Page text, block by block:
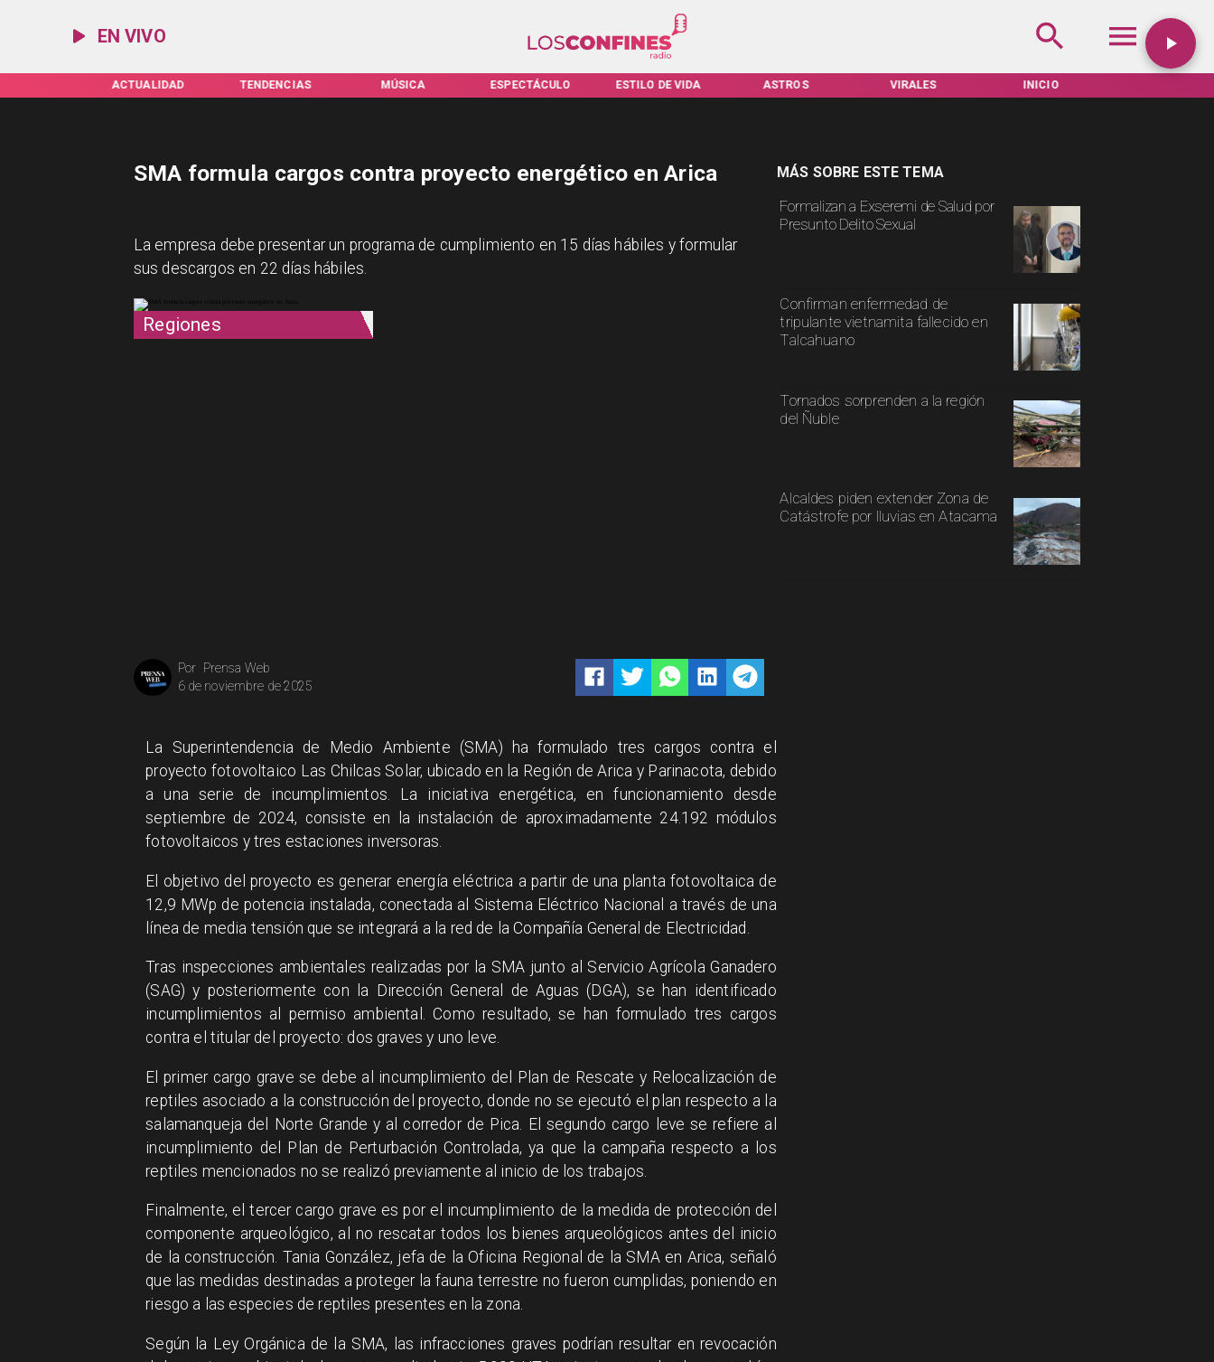
EN VIVO
ACTUALIDAD TENDENCIAS MÚSICA ESPECTÁCULO ESTILO DE VIDA ASTROS VIRALES INICIO
Regiones
Prensa Web
Por
6 de noviembre de 2025
Formalizan a Exseremi de Salud por
Presunto Delito Sexual
Confirman enfermedad de
tripulante vietnamita fallecido en
Talcahuano
Tornados sorprenden a la región
del Ñuble
Alcaldes piden extender Zona de
Catástrofe por lluvias en Atacama
MÁS SOBRE ESTE TEMA
SMA formula cargos contra proyecto energético en Arica
La empresa debe presentar un programa de cumplimiento en 15 días hábiles y formular
sus descargos en 22 días hábiles.
La Superintendencia de Medio Ambiente (SMA) ha formulado tres cargos contra el
proyecto fotovoltaico Las Chilcas Solar, ubicado en la Región de Arica y Parinacota, debido
a una serie de incumplimientos. La iniciativa energética, en funcionamiento desde
septiembre de 2024, consiste en la instalación de aproximadamente 24.192 módulos
fotovoltaicos y tres estaciones inversoras.
El objetivo del proyecto es generar energía eléctrica a partir de una planta fotovoltaica de
12,9 MWp de potencia instalada, conectada al Sistema Eléctrico Nacional a través de una
línea de media tensión que se integrará a la red de la Compañía General de Electricidad.
Tras inspecciones ambientales realizadas por la SMA junto al Servicio Agrícola Ganadero
(SAG) y posteriormente con la Dirección General de Aguas (DGA), se han identificado
incumplimientos al permiso ambiental. Como resultado, se han formulado tres cargos
contra el titular del proyecto: dos graves y uno leve.
El primer cargo grave se debe al incumplimiento del Plan de Rescate y Relocalización de
reptiles asociado a la construcción del proyecto, donde no se ejecutó el plan respecto a la
salamanqueja del Norte Grande y al corredor de Pica. El segundo cargo leve se refiere al
incumplimiento del Plan de Perturbación Controlada, ya que la campaña respecto a los
reptiles mencionados no se realizó previamente al inicio de los trabajos.
Finalmente, el tercer cargo grave es por el incumplimiento de la medida de protección del
componente arqueológico, al no rescatar todos los bienes arqueológicos antes del inicio
de la construcción. Tania González, jefa de la Oficina Regional de la SMA en Arica, señaló
que las medidas destinadas a proteger la fauna terrestre no fueron cumplidas, poniendo en
riesgo a las especies de reptiles presentes en la zona.
Según la Ley Orgánica de la SMA, las infracciones graves podrían resultar en revocación